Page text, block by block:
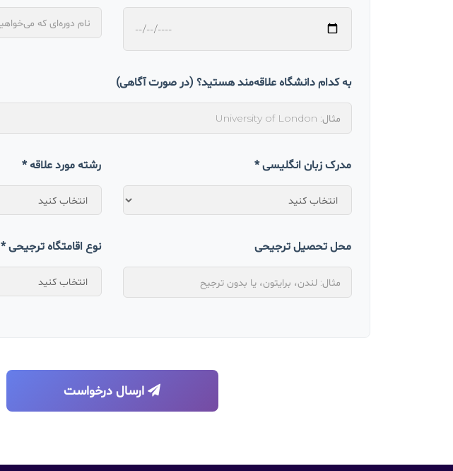
به کدام دانشگاه علاقه‌مند هستید؟ (در صورت آگاهی)
رشته مورد علاقه * مدرک زبان انگلیسی *
نوع اقامتگاه ترجیحی * محل تحصیل ترجیحی
ارسال درخواست